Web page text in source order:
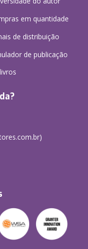
em quantidade
de distribuição
de publicação